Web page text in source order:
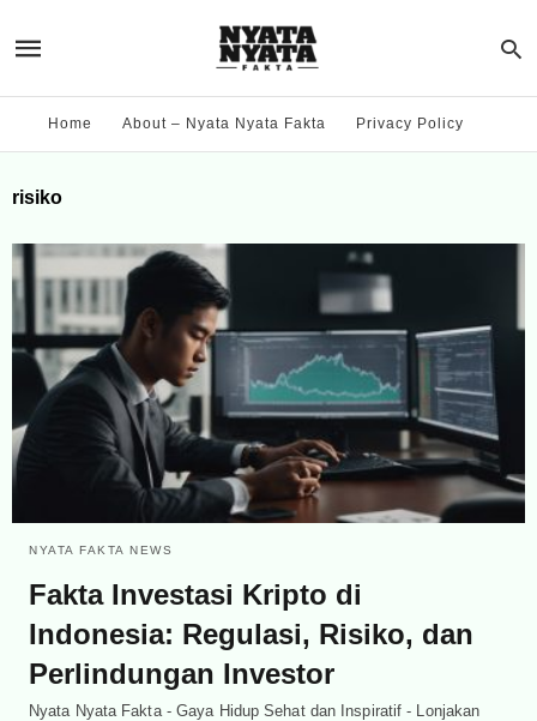
Home About – Nyata Nyata Fakta Privacy Policy
risiko
NYATA FAKTA NEWS
Fakta Investasi Kripto di
Indonesia: Regulasi, Risiko, dan
Perlindungan Investor
Nyata Nyata Fakta - Gaya Hidup Sehat dan Inspiratif - Lonjakan